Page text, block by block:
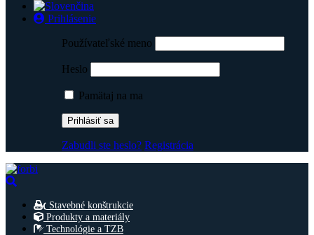
Prihlásenie
Používateľské meno
Heslo
Pamätaj na ma
Zabudli ste heslo? Registrácia
Stavebné konštrukcie
Produkty a materiály
Technológie a TZB